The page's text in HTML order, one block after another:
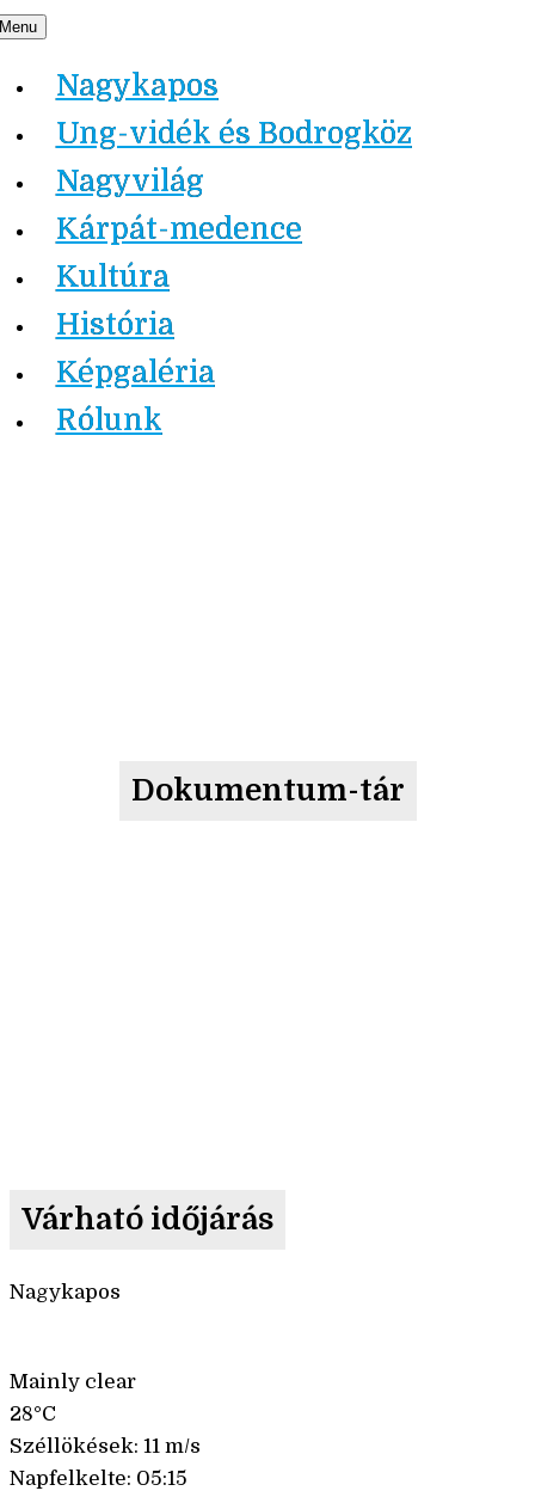
Skip
content
Nagykapos.ma
Nagykapos
Ung-vidék és Bodrogköz
Nagyvilág
Kárpát-medence
Kultúra
História
Képgaléria
Rólunk
Dokumentum-tár
Várható időjárás
Nagykapos
Mainly clear
28°C
Széllökések: 11 m/s
Napfelkelte: 05:15